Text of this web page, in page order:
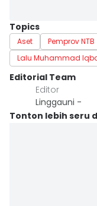
Topics
Aset Pemprov NTB
Lalu Muhammad
Editorial Team
Editor
Linggauni -
Tonton lebih seru